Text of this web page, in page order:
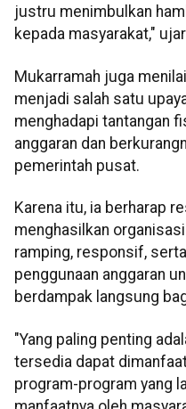
justru menimbulkan
kepada masyarakat,"
Mukarramah juga
menjadi salah satu
menghadapi tantangan
anggaran dan
pemerintah pusat.
Karena itu, ia berharap
menghasilkan
ramping, responsif,
penggunaan anggaran
berdampak langsung
"Yang paling penting
tersedia dapat
program-program yang